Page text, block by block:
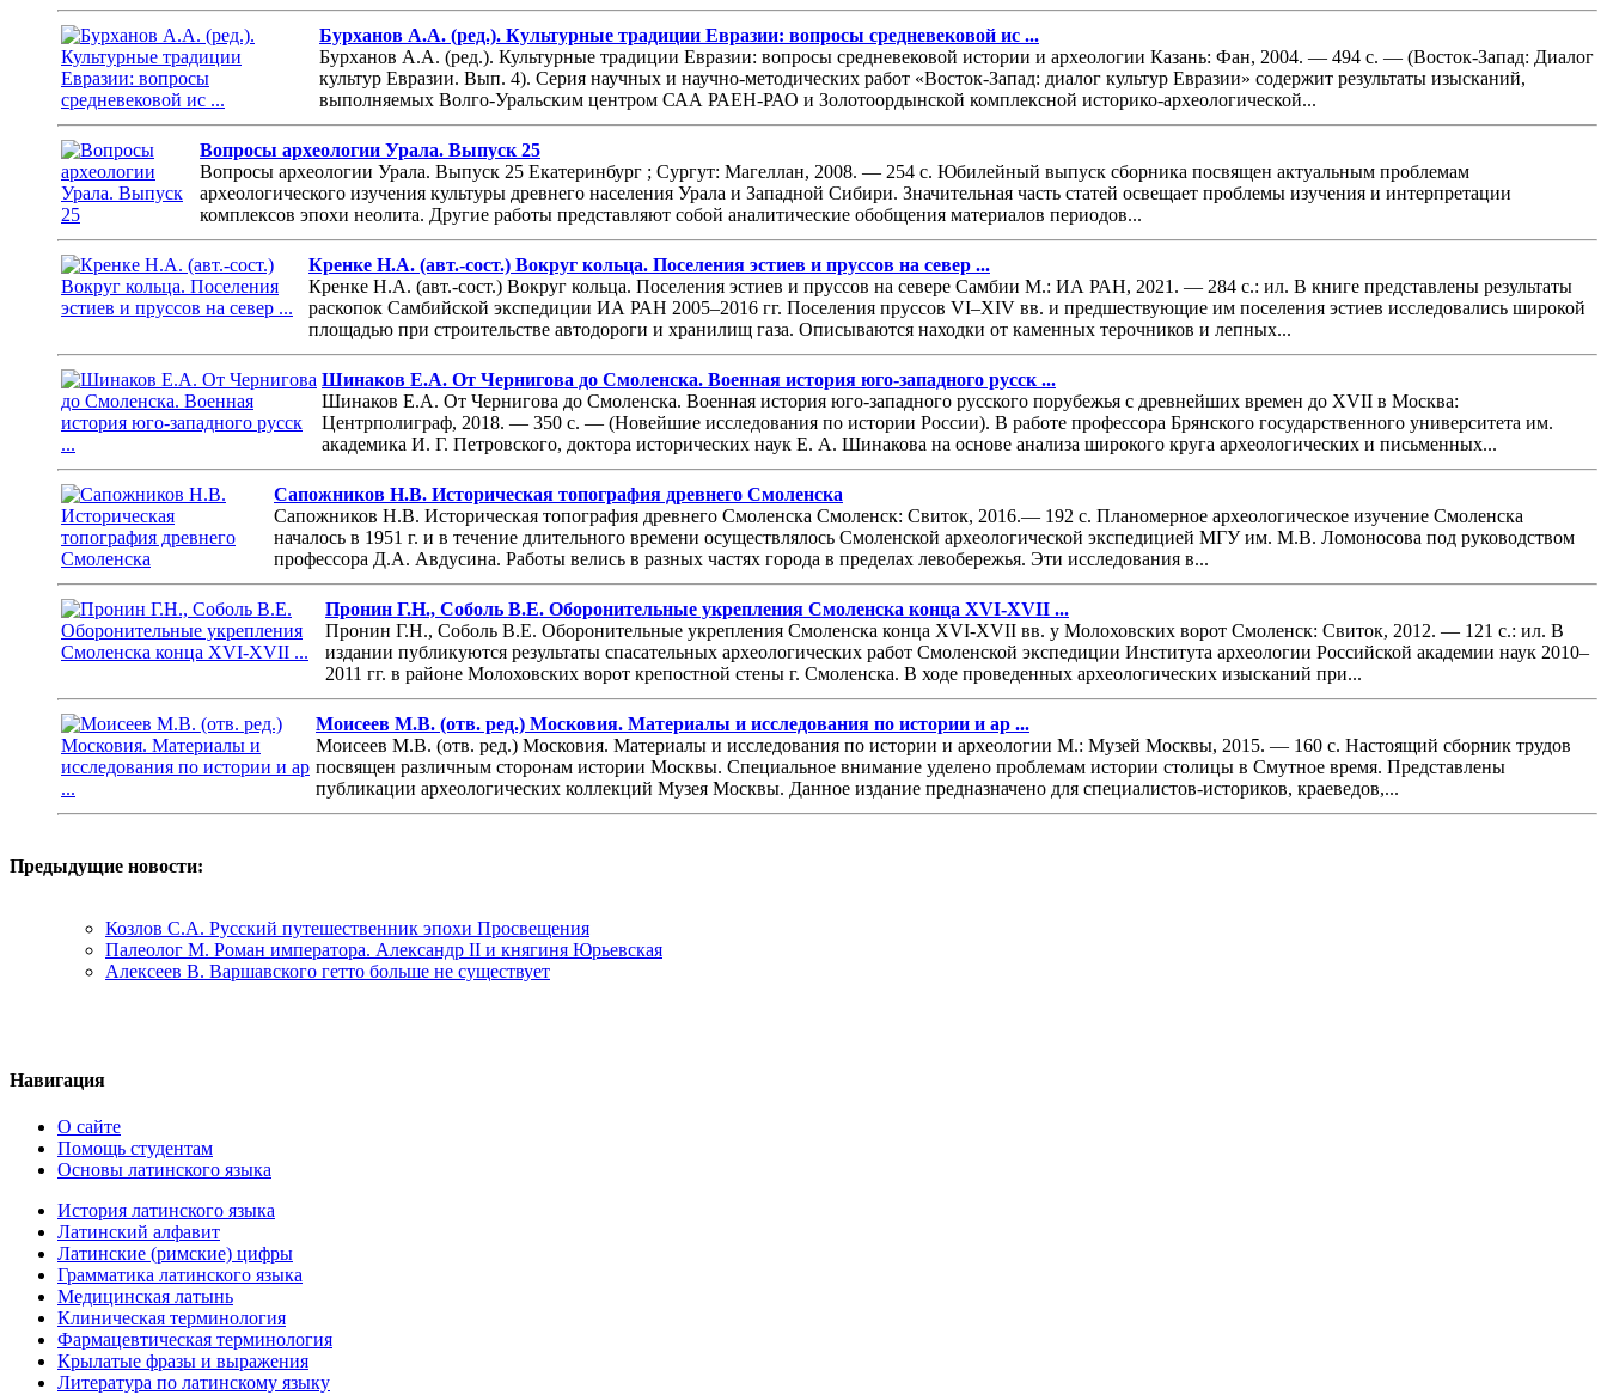
Бурханов А.А. (ред.). Культурные традиции Евразии: вопросы средневековой ис ...
Бурханов А.А. (ред.). Культурные традиции Евразии: вопросы средневековой истории и археологии Казань: Фан, 2004. — 494 с. — (Восток-Запад: Диалог
культур Евразии. Вып. 4). Серия научных и научно-методических работ «Восток-Запад: диалог культур Евразии» содержит результаты изысканий,
выполняемых Волго-Уральским центром САА РАЕН-РАО и Золотоордынской комплексной историко-археологической...
Вопросы археологии Урала. Выпуск 25
Вопросы археологии Урала. Выпуск 25 Екатеринбург ; Сургут: Магеллан, 2008. — 254 с. Юбилейный выпуск сборника посвящен актуальным проблемам
археологического изучения культуры древнего населения Урала и Западной Сибири. Значительная часть статей освещает проблемы изучения и интерпретации
комплексов эпохи неолита. Другие работы представляют собой аналитические обобщения материалов периодов...
Кренке Н.А. (авт.-сост.) Вокруг кольца. Поселения эстиев и пруссов на север ...
Кренке Н.А. (авт.-сост.) Вокруг кольца. Поселения эстиев и пруссов на севере Самбии М.: ИА РАН, 2021. — 284 с.: ил. В книге представлены результаты
раскопок Самбийской экспедиции ИА РАН 2005–2016 гг. Поселения пруссов VI–XIV вв. и предшествующие им поселения эстиев исследовались широкой
площадью при строительстве автодороги и хранилищ газа. Описываются находки от каменных терочников и лепных...
Шинаков Е.А. От Чернигова до Смоленска. Военная история юго-западного русск ...
Шинаков Е.А. От Чернигова до Смоленска. Военная история юго-западного русского порубежья с древнейших времен до ХVII в Москва:
Центрполиграф, 2018. — 350 с. — (Новейшие исследования по истории России). В работе профессора Брянского государственного университета им.
академика И. Г. Петровского, доктора исторических наук Е. А. Шинакова на основе анализа широкого круга археологических и письменных...
Сапожников Н.В. Историческая топография древнего Смоленска
Сапожников Н.В. Историческая топография древнего Смоленска Смоленск: Свиток, 2016.— 192 с. Планомерное археологическое изучение Смоленска
началось в 1951 г. и в течение длительного времени осуществлялось Смоленской археологической экспедицией МГУ им. М.В. Ломоносова под руководством
профессора Д.А. Авдусина. Работы велись в разных частях города в пределах левобережья. Эти исследования в...
Пронин Г.Н., Соболь В.Е. Оборонительные укрепления Смоленска конца XVI-XVII ...
Пронин Г.Н., Соболь В.Е. Оборонительные укрепления Смоленска конца XVI-XVII вв. у Молоховских ворот Смоленск: Свиток, 2012. — 121 с.: ил. В
издании публикуются результаты спасательных археологических работ Смоленской экспедиции Института археологии Российской академии наук 2010–
2011 гг. в районе Молоховских ворот крепостной стены г. Смоленска. В ходе проведенных археологических изысканий при...
Моисеев М.В. (отв. ред.) Московия. Материалы и исследования по истории и ар ...
Моисеев М.В. (отв. ред.) Московия. Материалы и исследования по истории и археологии М.: Музей Москвы, 2015. — 160 с. Настоящий сборник трудов
посвящен различным сторонам истории Москвы. Специальное внимание уделено проблемам истории столицы в Смутное время. Представлены
публикации археологических коллекций Музея Москвы. Данное издание предназначено для специалистов-историков, краеведов,...
Предыдущие новости:
Козлов С.А. Русский путешественник эпохи Просвещения
Палеолог М. Роман императора. Александр II и княгиня Юрьевская
Алексеев В. Варшавского гетто больше не существует
Навигация
О сайте
Помощь студентам
Основы латинского языка
История латинского языка
Латинский алфавит
Латинские (римские) цифры
Грамматика латинского языка
Медицинская латынь
Клиническая терминология
Фармацевтическая терминология
Крылатые фразы и выражения
Литература по латинскому языку